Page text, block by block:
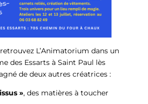
retrouvez L’Animatorium dans un
des Essarts à Saint Paul lès
de deux autres créatrices :
», des matières à toucher